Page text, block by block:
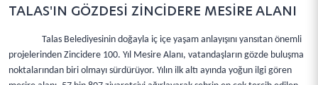
TALAS'IN GÖZDESİ ZİNCİDERE MESİRE ALANI
Talas Belediyesinin doğayla iç içe yaşam anlayışını yansıtan önemli
projelerinden Zincidere 100. Yıl Mesire Alanı, vatandaşların gözde buluşma
noktalarından biri olmayı sürdürüyor. Yılın ilk altı ayında yoğun ilgi gören